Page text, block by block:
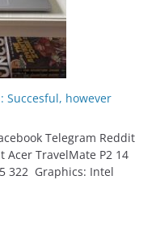
Succesful, however
Telegram Reddit
Acer TravelMate P2 14
322 Graphics: Intel